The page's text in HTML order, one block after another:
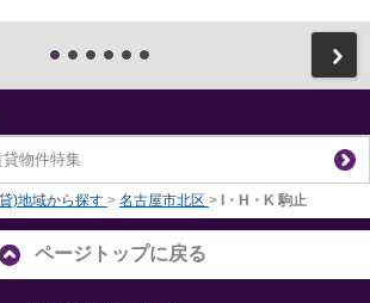
物件特集
)地域から探す > 名古屋市北区 > I・H・K 駒止
ページトップに戻る